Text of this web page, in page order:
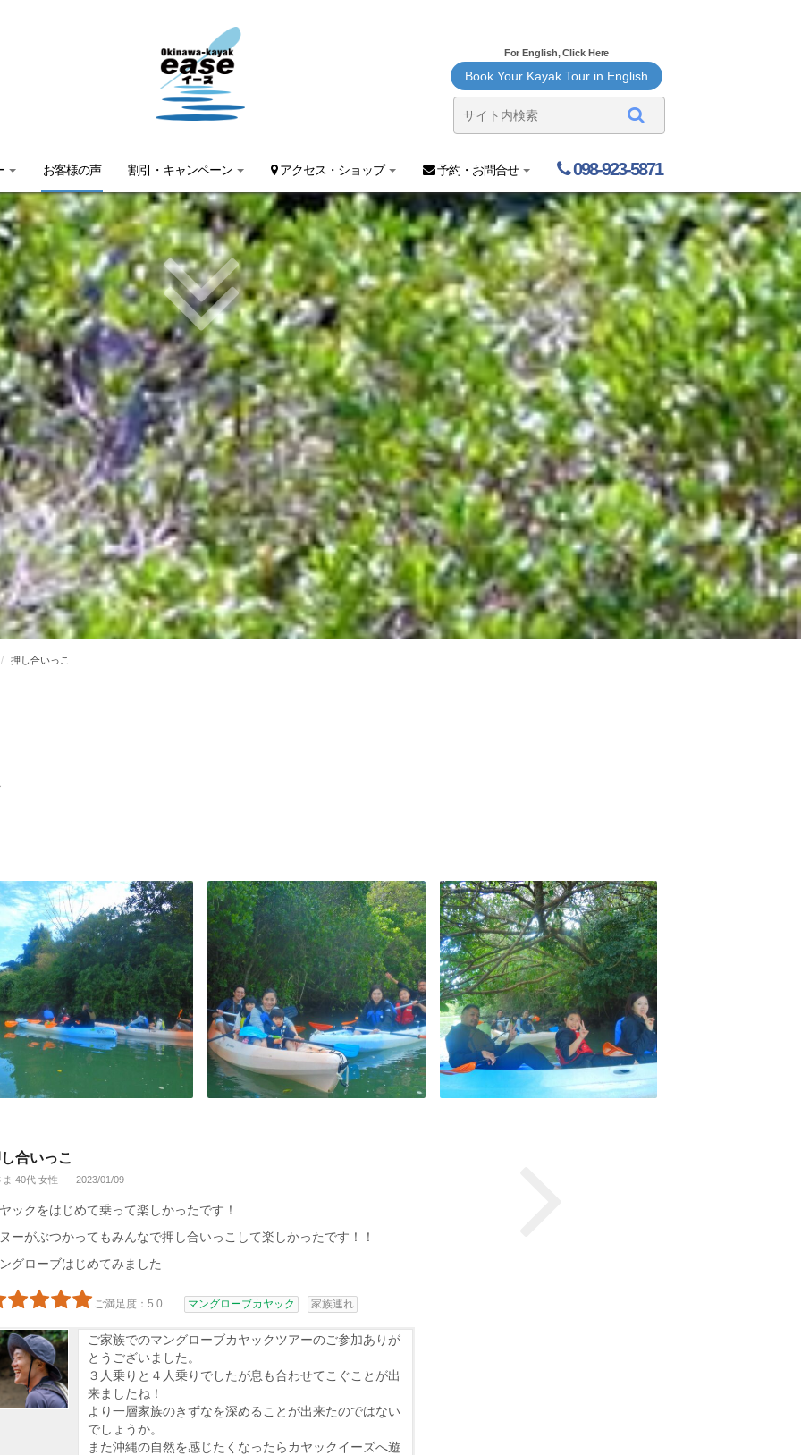
For English, Click Here
Book Your Kayak Tour in English
お客様の声 割引・キャンペーン アクセス・ショップ 予約・お問合せ 098-923-5871
押し合いっこ
合いっこ
ま 40代 女性 2023/01/09
ックをはじめて乗って楽しかったです！
ーがぶつかってもみんなで押し合いっこして楽しかったです！！
グローブはじめてみました
ご満足度：5.0 マングローブカヤック 家族連れ
ご家族でのマングローブカヤックツアーのご参加ありが
とうございました。
３人乗りと４人乗りでしたが息も合わせてこぐことが出
来ましたね！
より一層家族のきずなを深めることが出来たのではない
でしょうか。
また沖縄の自然を感じたくなったらカヤックイーズへ遊